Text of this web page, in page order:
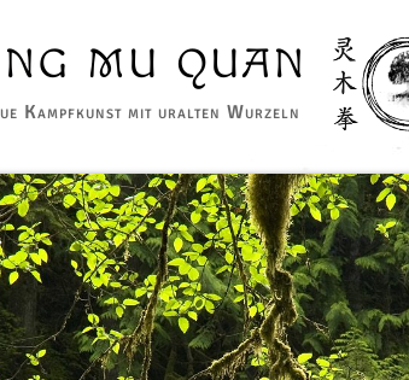
MU QUAN
Kampfkunst mit uralten Wurzeln